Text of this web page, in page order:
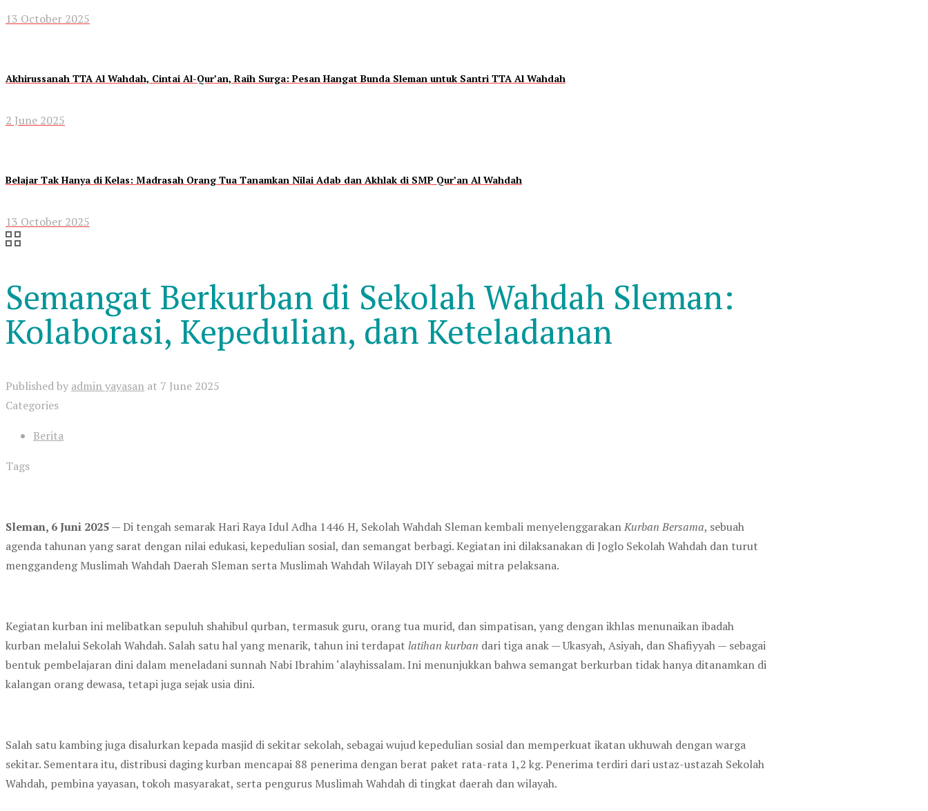
13 October 2025
Akhirussanah TTA Al Wahdah, Cintai Al-Qur’an, Raih Surga: Pesan Hangat Bunda Sleman untuk Santri TTA Al Wahdah
2 June 2025
Belajar Tak Hanya di Kelas: Madrasah Orang Tua Tanamkan Nilai Adab dan Akhlak di SMP Qur’an Al Wahdah
13 October 2025
Semangat Berkurban di Sekolah Wahdah Sleman:
Kolaborasi, Kepedulian, dan Keteladanan
Published by admin yayasan at 7 June 2025
Categories
Berita
Tags
Sleman, 6 Juni 2025— Di tengah semarak Hari Raya Idul Adha 1446 H, Sekolah Wahdah Sleman kembali menyelenggarakanKurban Bersama, sebuah
agenda tahunan yang sarat dengan nilai edukasi, kepedulian sosial, dan semangat berbagi. Kegiatan ini dilaksanakan di Joglo Sekolah Wahdah dan turut
menggandeng Muslimah Wahdah Daerah Sleman serta Muslimah Wahdah Wilayah DIY sebagai mitra pelaksana.
Kegiatan kurban ini melibatkan sepuluh shahibul qurban, termasuk guru, orang tua murid, dan simpatisan, yang dengan ikhlas menunaikan ibadah
kurban melalui Sekolah Wahdah. Salah satu hal yang menarik, tahun ini terdapat latihan kurban dari tiga anak — Ukasyah, Asiyah, dan Shafiyyah — sebagai
bentuk pembelajaran dini dalam meneladani sunnah Nabi Ibrahim ‘alayhissalam. Ini menunjukkan bahwa semangat berkurban tidak hanya ditanamkan di
kalangan orang dewasa, tetapi juga sejak usia dini.
Salah satu kambing juga disalurkan kepada masjid di sekitar sekolah, sebagai wujud kepedulian sosial dan memperkuat ikatan ukhuwah dengan warga
sekitar. Sementara itu, distribusi daging kurban mencapai 88 penerima dengan berat paket rata-rata 1,2 kg. Penerima terdiri dari ustaz-ustazah Sekolah
Wahdah, pembina yayasan, tokoh masyarakat, serta pengurus Muslimah Wahdah di tingkat daerah dan wilayah.